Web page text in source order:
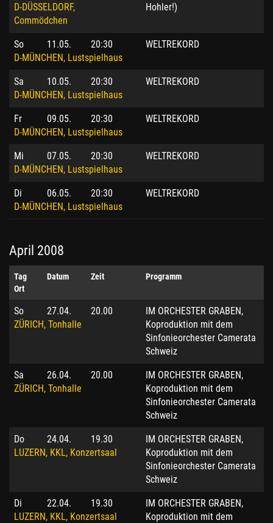
D-DÜSSELDORF,
Commödchen
Hohler!)
So 11.05.
20:30
D-MÜNCHEN, Lustspielhaus
WELTREKORD
Sa 10.05.
20:30
D-MÜNCHEN, Lustspielhaus
WELTREKORD
Fr 09.05.
20:30
D-MÜNCHEN, Lustspielhaus
WELTREKORD
Mi 07.05.
20:30
D-MÜNCHEN, Lustspielhaus
WELTREKORD
Di 06.05.
20:30
D-MÜNCHEN, Lustspielhaus
WELTREKORD
April 2008
Tag Datum
Zeit
Ort
Programm
So 27.04.
20.00
ZÜRICH, Tonhalle
IM ORCHESTER GRABEN,
Koproduktion mit dem
Sinfonieorchester Camerata
Schweiz
Sa 26.04.
20.00
ZÜRICH, Tonhalle
IM ORCHESTER GRABEN,
Koproduktion mit dem
Sinfonieorchester Camerata
Schweiz
Do 24.04.
19.30
LUZERN, KKL, Konzertsaal
IM ORCHESTER GRABEN,
Koproduktion mit dem
Sinfonieorchester Camerata
Schweiz
Di 22.04.
19.30
LUZERN, KKL, Konzertsaal
IM ORCHESTER GRABEN,
Koproduktion mit dem